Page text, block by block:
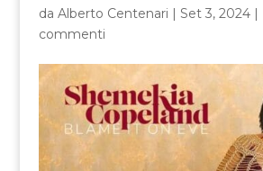
da Alberto Centenari | Set 3, 2024|
commenti